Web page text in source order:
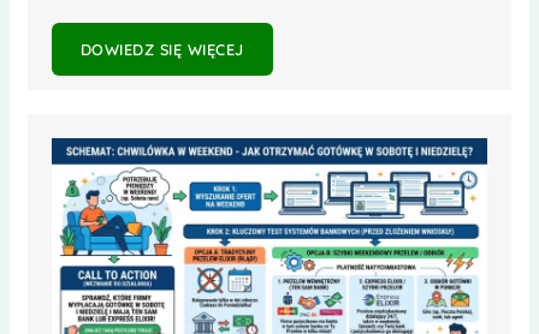
DOWIEDZ SIĘ WIĘCEJ